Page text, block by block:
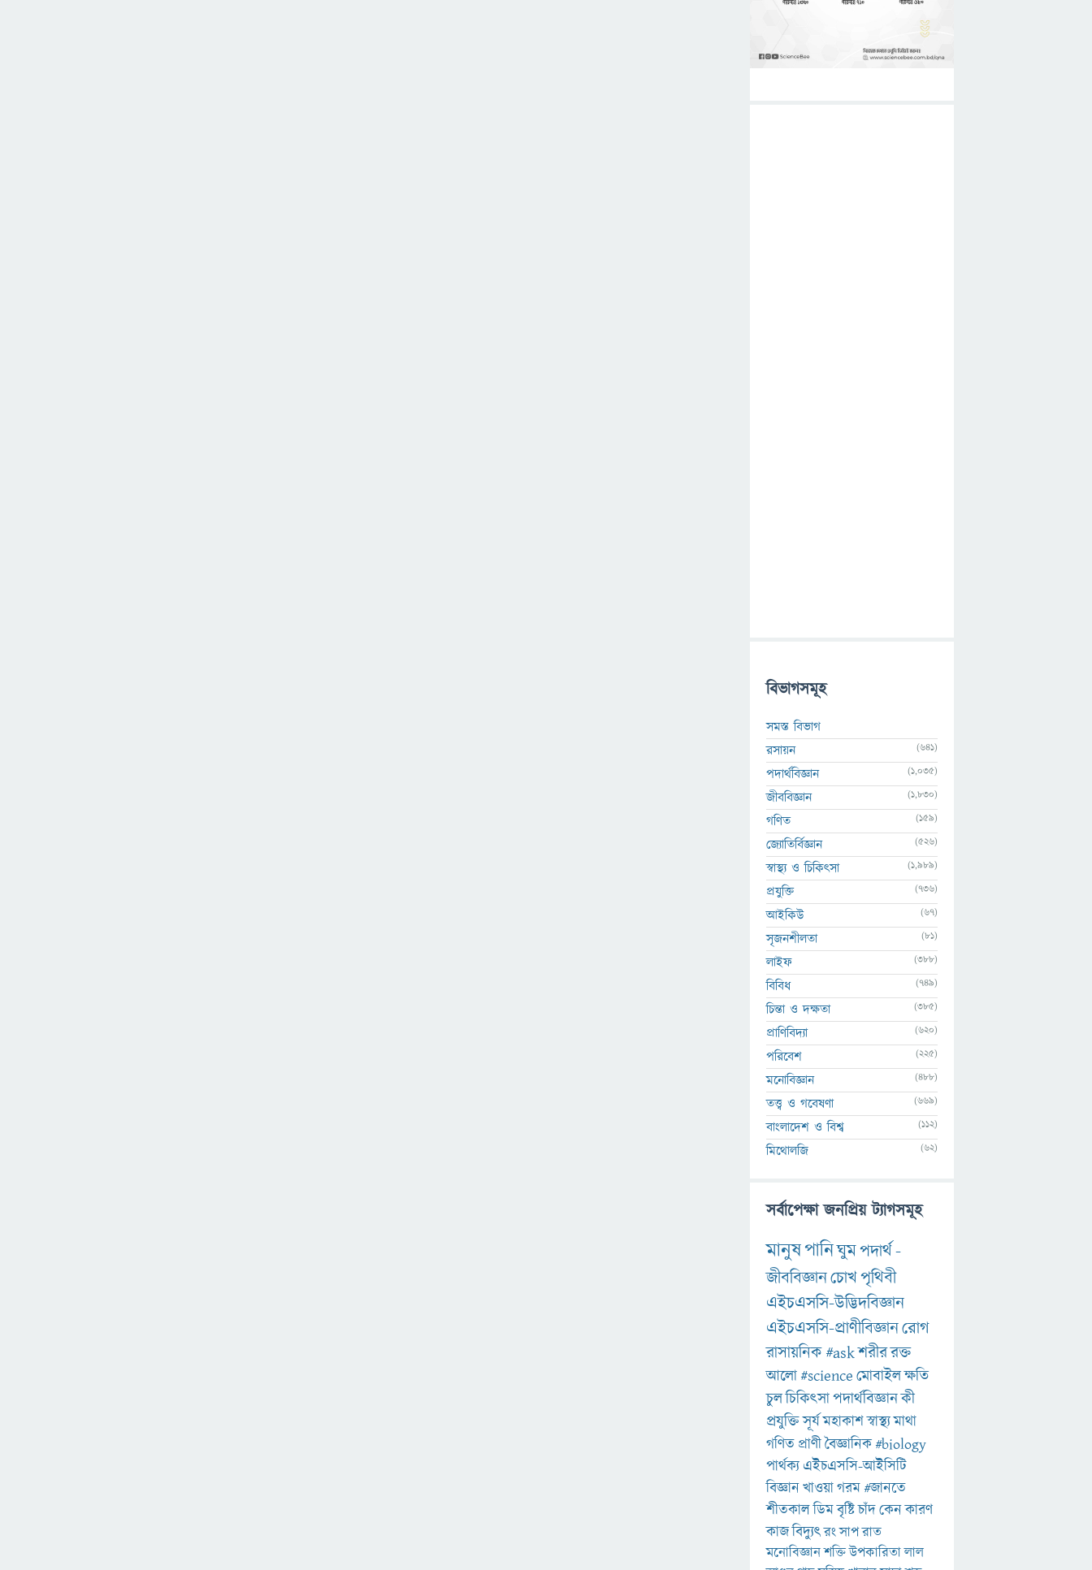
বিভাগসমূহ
সমস্ত বিভাগ
রসায়ন
(641)
পদার্থবিজ্ঞান (1,035)
জীববিজ্ঞান (1,830)
গণিত (159)
জ্যোতির্বিজ্ঞান (526)
স্বাস্থ্য ও চিকিৎসা (1,989)
প্রযুক্তি (736)
আইকিউ (67)
সৃজনশীলতা (81)
লাইফ (388)
বিবিধ (749)
চিন্তা ও দক্ষতা (385)
প্রাণিবিদ্যা (620)
পরিবেশ (225)
মনোবিজ্ঞান (488)
তত্ত্ব ও গবেষণা (669)
বাংলাদেশ ও বিশ্ব (112)
মিথোলজি (62)
সর্বাপেক্ষা জনপ্রিয় ট্যাগসমূহ
মানুষপানিঘুমপদার্থ-
জীববিজ্ঞানচোখপৃথিবী
এইচএসসি-উদ্ভিদবিজ্ঞান
এইচএসসি-প্রাণীবিজ্ঞানরোগ
রাসায়নিক#askশরীররক্ত
আলো#scienceমোবাইলক্ষতি
চুলচিকিৎসাপদার্থবিজ্ঞানকী
প্রযুক্তিসূর্যমহাকাশস্বাস্থ্যমাথা
গণিত প্রাণীবৈজ্ঞানিক#biology
পার্থক্য এইচএসসি-আইসিটি
বিজ্ঞানখাওয়াগরম#জানতে
শীতকালডিমবৃষ্টিচাঁদকেনকারণ
কাজবিদ্যুৎরংসাপরাত
মনোবিজ্ঞানশক্তিউপকারিতালাল